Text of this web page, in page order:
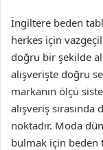
İngiltere beden
herkes için
doğru bir şekilde
alışverişte doğru
markanın ölçü
alışveriş
noktadır. Moda
bulmak için beden